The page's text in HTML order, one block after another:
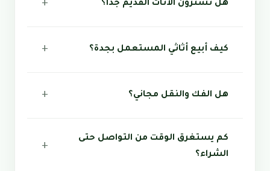
هل تشترون الأثاث القديم جداً؟
كيف أبيع أثاثي المستعمل بجدة؟
هل الفك والنقل مجاني؟
كم يستغرق الوقت من التواصل حتى
الشراء؟